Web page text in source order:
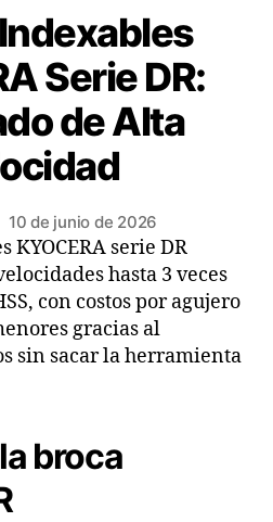
Serie DR:
de Alta
10 de junio de 2026
KYOCERA serie DR
hasta 3 veces
con costos por agujero
gracias al
sin sacar la herramienta
broca